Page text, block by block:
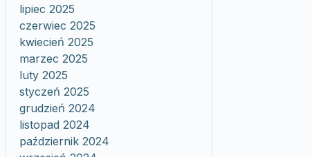
lipiec 2025
czerwiec 2025
kwiecień 2025
marzec 2025
luty 2025
styczeń 2025
grudzień 2024
listopad 2024
październik 2024